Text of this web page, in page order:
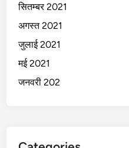
सितम्बर 2021
अगस्त 2021
जुलाई 2021
मई 2021
जनवरी 202